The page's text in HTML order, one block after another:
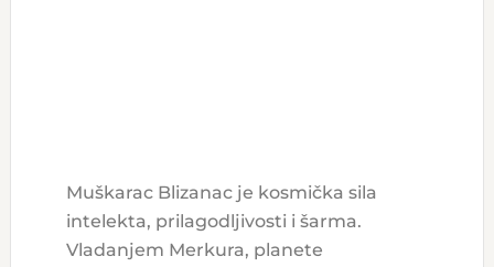
Muškarac Blizanac je kosmička sila
intelekta, prilagodljivosti i šarma.
Vladanjem Merkura, planete